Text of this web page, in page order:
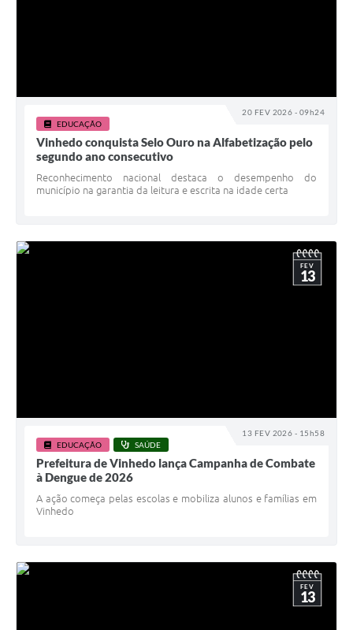
20 FEV 2026 - 09h24
EDUCAÇÃO
Vinhedo conquista Selo Ouro na Alfabetização pelo
segundo ano consecutivo
Reconhecimento nacional destaca o desempenho do
município na garantia da leitura e escrita na idade certa
13 FEV 2026 - 15h58
FEV
13
EDUCAÇÃO SAÚDE
Prefeitura de Vinhedo lança Campanha de Combate
à Dengue de 2026
A ação começa pelas escolas e mobiliza alunos e famílias em
Vinhedo
FEV
13